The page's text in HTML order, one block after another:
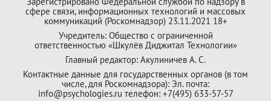
сфере связи, информационных технологий и массовых
коммуникаций (Роскомнадзор) 23.11.2021 18+
Учредитель: Общество с ограниченной
ответственностью «Шкулёв Диджитал Технологии»
Главный редактор: Акулиничев А. С.
Контактные данные для государственных органов (в том
числе, для Роскомнадзора): Эл. почта:
info@psychologies.ru телефон: +7(495) 633-57-57